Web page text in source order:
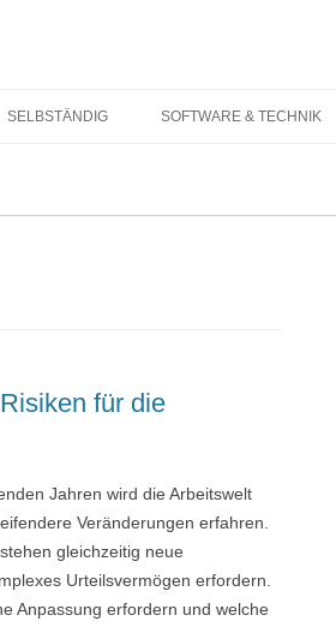
SELBSTÄNDIG SOFTWARE & TECHNIK
für die
Jahren wird die Arbeitswelt
Veränderungen erfahren.
gleichzeitig neue
Urteilsvermögen erfordern.
Anpassung erfordern und welche